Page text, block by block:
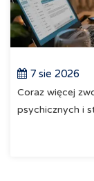
7 sie 2026
Coraz więcej
psychicznych i